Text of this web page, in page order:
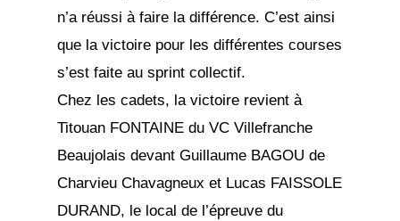
n’a réussi à faire la différence. C’est ainsi
que la victoire pour les différentes courses
s’est faite au sprint collectif.
Chez les cadets, la victoire revient à
Titouan FONTAINE du VC Villefranche
Beaujolais devant Guillaume BAGOU de
Charvieu Chavagneux et Lucas FAISSOLE
DURAND, le local de l’épreuve du